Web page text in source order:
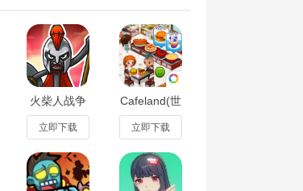
杯。低本的建筑物不多，平时没事
营和资源内置，外围一层防御建
哈，懒得摆阵就这样了)
有点小贵的)，向部落里面的大佬要
火柴人战争
遗产Stick
War
Sagav2026.5.5308
最新版
立即下载
Cafeland(世
界餐厅咖啡
馆)2.76.2
立即下载